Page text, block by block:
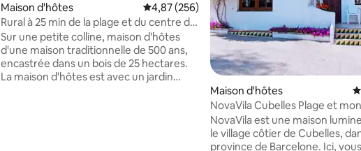
Maison d'hôtes Évaluation moyenne sur la base de 256
4,87 (256)
Rural à 25 min de la plage et du centre de
BCN
Sur une petite colline, maison d'hôtes
d'une maison traditionnelle de 500 ans,
encastrée dans un bois de 25 hectares.
La maison d'hôtes est avec un jardin
Maison d'hôtes
NovaVila Cubelles Plage
NovaVila est une maison
le village côtier de Cubelles,
province de Barcelone. Ici,